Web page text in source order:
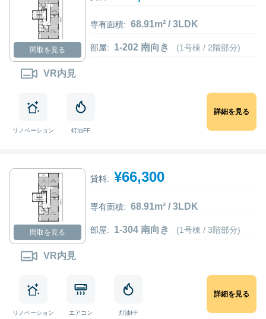
間取を見る
VR内見
専有面積: 68.91m² / 3LDK
部屋: 1-202 南向き (1号棟 / 2階部分)
リノベーション 灯油FF
詳細を見る
間取を見る
VR内見
貸料: ¥66,300
専有面積: 68.91m² / 3LDK
部屋: 1-304 南向き (1号棟 / 3階部分)
リノベーション エアコン 灯油FF
詳細を見る